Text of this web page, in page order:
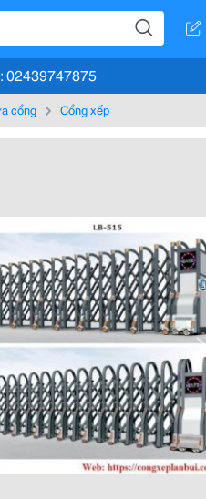
02439747875
cổng Cổng xếp